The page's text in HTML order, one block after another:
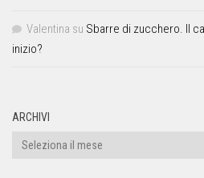
Valentina su Sbarre di zucchero. Il
inizio?
ARCHIVI